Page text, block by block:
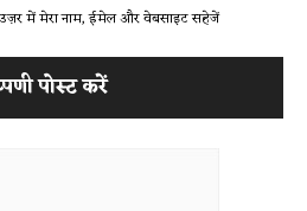
में मेरा नाम, ईमेल और वेबसाइट सहेजें